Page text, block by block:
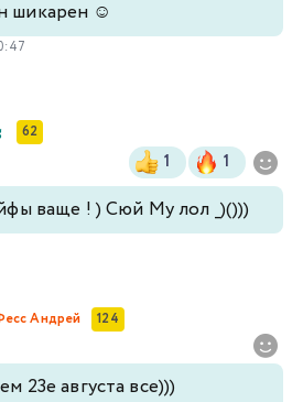
шикарен ☺️
62
1 1
ваще ! ) Сюй Му лол _)()))
Андрей 124
23е августа все)))